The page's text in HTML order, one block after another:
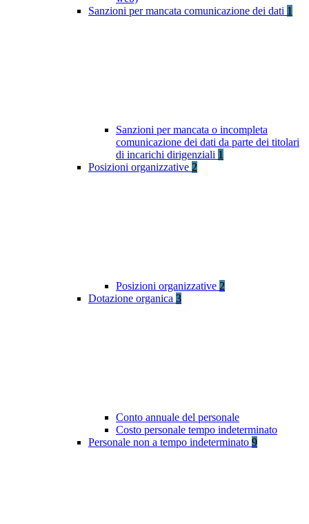
Sanzioni per mancata comunicazione dei dati 1
Sanzioni per mancata o incompleta
comunicazione dei dati da parte dei titolari
di incarichi dirigenziali 1
Posizioni organizzative 2
Posizioni organizzative 2
Dotazione organica 3
Conto annuale del personale
Costo personale tempo indeterminato
Personale non a tempo indeterminato 9